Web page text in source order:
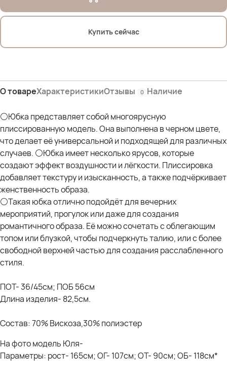
Купить сейчас
О товареХарактеристикиОтзывы 0 Наличие
⚪Юбка представляет собой многоярусную
плиссированную модель. Она выполнена в черном цвете,
что делает её универсальной и подходящей для различных
случаев. ⚪Юбка имеет несколько ярусов, которые
создают эффект воздушности и лёгкости. Плиссировка
добавляет текстуру и изысканность, а также подчёркивает
женственность образа.
⚪Такая юбка отлично подойдёт для вечерних
мероприятий, прогулок или даже для создания
романтичного образа. Её можно сочетать с облегающим
топом или блузкой, чтобы подчеркнуть талию, или с более
свободной верхней частью для создания расслабленного
стиля.
ПОТ- 36/45см; ПОБ 56см
Длина изделия- 82,5см.
Состав: 70% Вискоза,30% полиэстер
На фото модель Юля-
Параметры: рост- 165см; ОГ- 107см; ОТ- 90см; ОБ- 118см*